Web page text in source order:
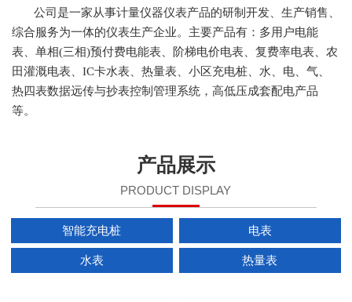
公司是一家从事计量仪器仪表产品的研制开发、生产销售、
综合服务为一体的仪表生产企业。主要产品有：多用户电能
表、单相(三相)预付费电能表、阶梯电价电表、复费率电表、农
田灌溉电表、IC卡水表、热量表、小区充电桩、水、电、气、
热四表数据远传与抄表控制管理系统，高低压成套配电产品
等。
产品展示
PRODUCT DISPLAY
智能充电桩 电表
水表 热量表